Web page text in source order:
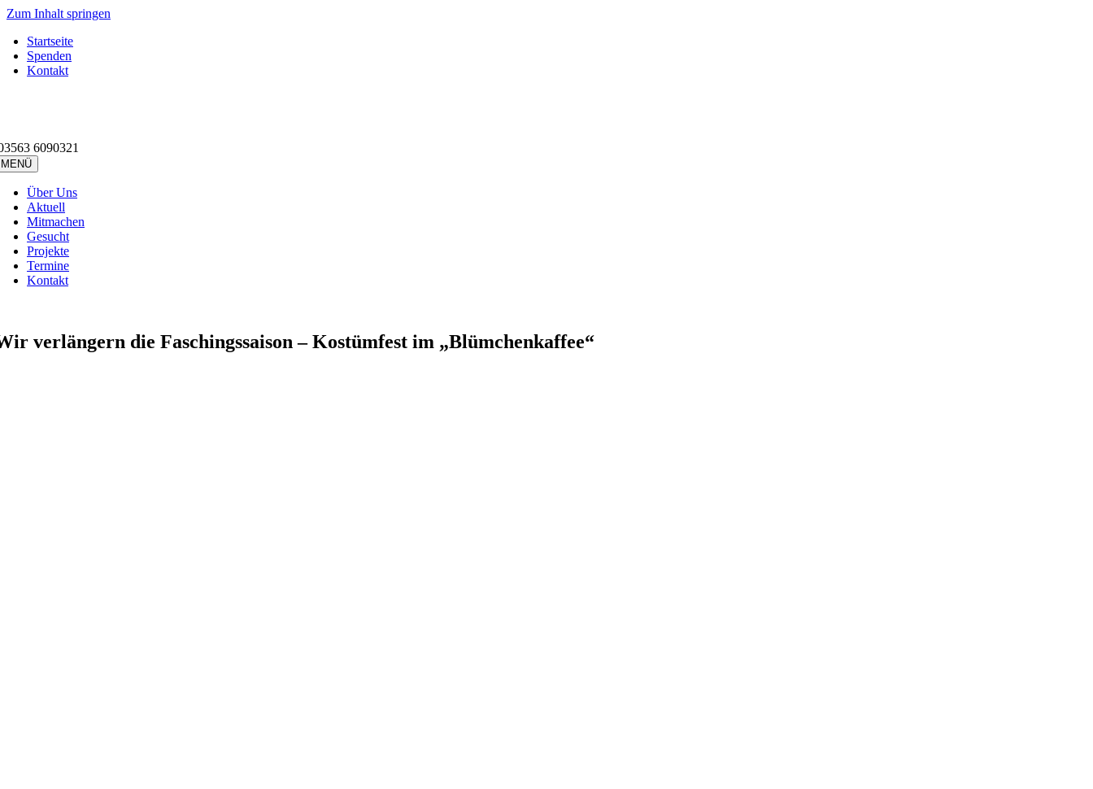
Zum Inhalt springen
Startseite
Spenden
Kontakt
6090321
MENÜ
Über Uns
Aktuell
Mitmachen
Gesucht
Projekte
Termine
Kontakt
verlängern die Faschingssaison – Kostümfest im „Blümchenkaffee“